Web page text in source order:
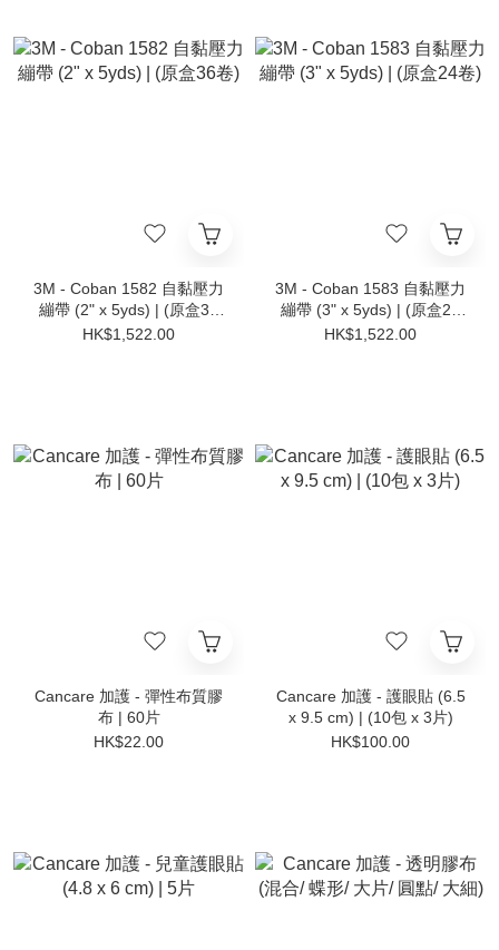
3M - Coban 1582 自黏壓力
繃帶 (2" x 5yds) | (原盒36
卷)
HK$1,522.00
3M - Coban 1583 自黏壓力
繃帶 (3" x 5yds) | (原盒24
卷)
HK$1,522.00
Cancare 加護 - 彈性布質膠
布 | 60片
HK$22.00
Cancare 加護 - 護眼貼 (6.5
x 9.5 cm) | (10包 x 3片)
HK$100.00